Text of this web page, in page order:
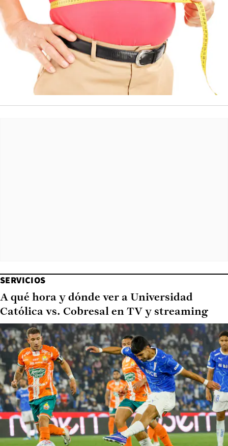
SERVICIOS
A qué hora y dónde ver a Universidad
Católica vs. Cobresal en TV y streaming